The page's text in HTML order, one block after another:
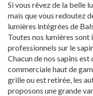
Si vous rêvez de la belle
mais que vous redoutez
lumières intégrées de
Toutes nos lumières sont
professionnels sur le
Chacun de nos sapins
commerciale haut de
grille ou est retirée, les
proposons une grande